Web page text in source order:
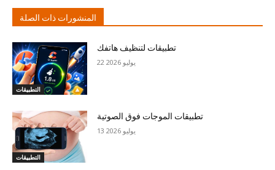
المنشورات ذات الصلة
التطبيقات
تطبيقات لتنظيف هاتفك
22 يوليو 2026
التطبيقات
تطبيقات الموجات فوق الصوتية
13 يوليو 2026